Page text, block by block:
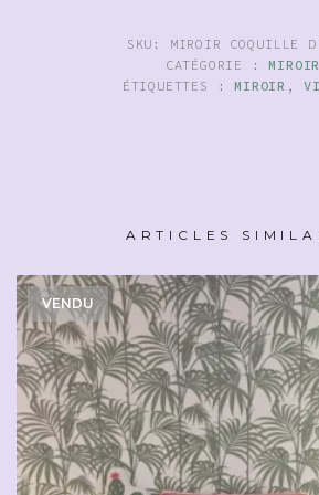
SKU: MIROIR COQUILLE
CATÉGORIE :MIROIR
ÉTIQUETTES :MIROIR ,
ARTICLES
VENDU